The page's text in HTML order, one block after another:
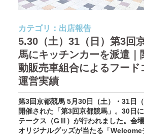
カテゴリ： 出店報告
5.30（土）31（日）第3回
馬にキッチンカーを派遣｜
動販売車組合によるフード
運営実績
第3回京都競馬 5月30日（土）・31日
開催された「第3回京都競馬」。30日
テークス（GⅢ）が行われました。会場
オリジナルグッズが当たる「Welcome